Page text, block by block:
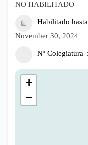
NO HABILITADO
Habilitado hasta
November 30, 2024
Nº Colegiatura
+
−